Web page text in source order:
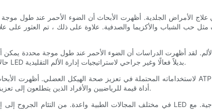
حالات الألم المزمنة مثل التهاب المفاصل أو فيبروميالغيا. من خلال تقليل الألم والالتهابات ، يمكن أن توفر ألواح الضوء الأحمر LED بديلاً فعالًا وغير جراحي لاستراتيجيات إدارة الألم التقليدية.
الطاقة الخلوية. يمكن أن يؤدي ذلك إلى تحسين تعافي العضلات والأداء ، مما يجعل LED Red Light Plans أداة قيمة للرياضيين والأفراد الذين يتطلعون إلى تعزيز أدائهم البدني.